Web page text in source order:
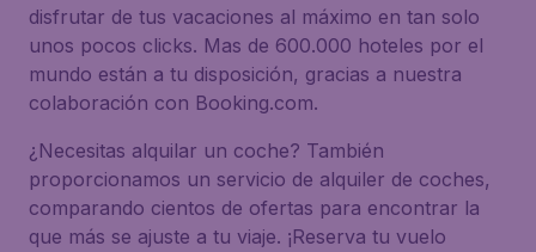
disfrutar de tus vacaciones al máximo en tan solo
unos pocos clicks. Mas de 600.000 hoteles por el
mundo están a tu disposición, gracias a nuestra
colaboración con Booking.com.
¿Necesitas alquilar un coche? También
proporcionamos un servicio de alquiler de coches,
comparando cientos de ofertas para encontrar la
que más se ajuste a tu viaje. ¡Reserva tu vuelo